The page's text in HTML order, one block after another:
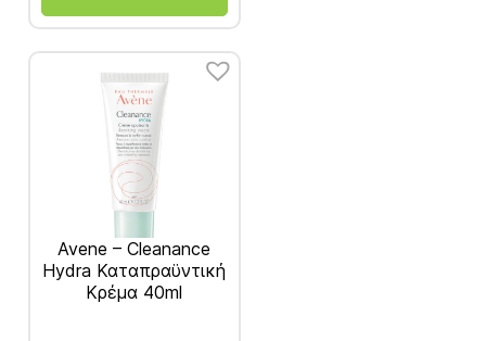
Avene – Cleanance
Hydra Καταπραϋντική
Κρέμα 40ml